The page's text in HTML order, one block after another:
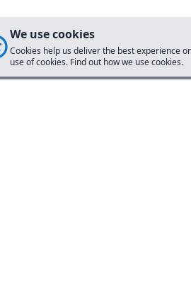
We use cookies
Cookies help us deliver the best experience
use of cookies. Find out how we use cookies.